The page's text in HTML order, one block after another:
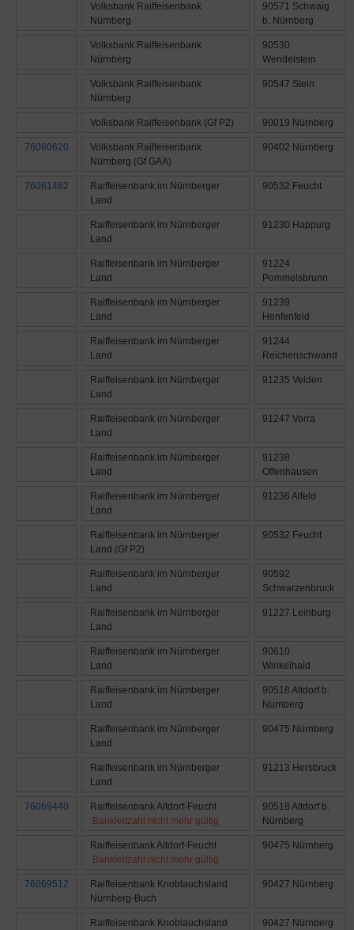
Volksbank Raiffeisenbank
Nürnberg
90571 Schwaig
b. Nürnberg
Volksbank Raiffeisenbank
Nürnberg
90530
Wendelstein
Volksbank Raiffeisenbank
Nürnberg
90547 Stein
Volksbank Raiffeisenbank (Gf P2) 90019 Nürnberg
76060620
Volksbank Raiffeisenbank
Nürnberg (Gf GAA)
90402 Nürnberg
76061482
Raiffeisenbank im Nürnberger
Land
90532 Feucht
Raiffeisenbank im Nürnberger
Land
91230 Happurg
Raiffeisenbank im Nürnberger
Land
91224
Pommelsbrunn
Raiffeisenbank im Nürnberger
Land
91239
Henfenfeld
Raiffeisenbank im Nürnberger
Land
91244
Reichenschwand
Raiffeisenbank im Nürnberger
Land
91235 Velden
Raiffeisenbank im Nürnberger
Land
91247 Vorra
Raiffeisenbank im Nürnberger
Land
91238
Offenhausen
Raiffeisenbank im Nürnberger
Land
91236 Alfeld
Raiffeisenbank im Nürnberger
Land (Gf P2)
90532 Feucht
Raiffeisenbank im Nürnberger
Land
90592
Schwarzenbruck
Raiffeisenbank im Nürnberger
Land
91227 Leinburg
Raiffeisenbank im Nürnberger
Land
90610
Winkelhaid
Raiffeisenbank im Nürnberger
Land
90518 Altdorf b.
Nürnberg
Raiffeisenbank im Nürnberger
Land
90475 Nürnberg
Raiffeisenbank im Nürnberger
Land
91213 Hersbruck
76069440
Raiffeisenbank Altdorf-Feucht
Bankleitzahl nicht mehr gültig
90518 Altdorf b.
Nürnberg
Raiffeisenbank Altdorf-Feucht
Bankleitzahl nicht mehr gültig
90475 Nürnberg
76069512
Raiffeisenbank Knoblauchsland
Nürnberg-Buch
90427 Nürnberg
Raiffeisenbank Knoblauchsland
90427 Nürnberg